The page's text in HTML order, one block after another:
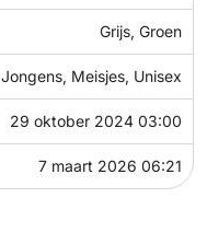
Grijs, Groen
Jongens, Meisjes, Unisex
29 oktober 2024 03:00
7 maart 2026 06:21